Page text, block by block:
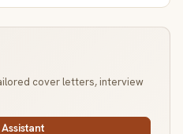
cover letters, interview